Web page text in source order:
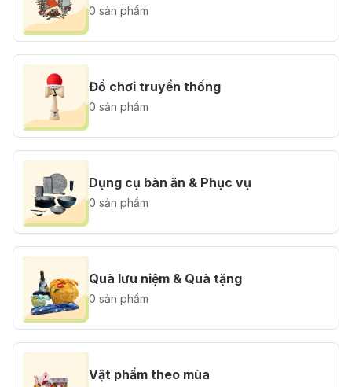
0 sản phẩm
Đồ chơi truyền thống
0 sản phẩm
Dụng cụ bàn ăn & Phục vụ
0 sản phẩm
Quà lưu niệm & Quà tặng
0 sản phẩm
Vật phẩm theo mùa